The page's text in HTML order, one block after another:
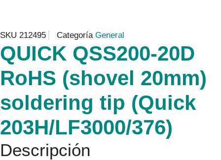
SKU 212495 Categoría General
QUICK QSS200-20D
RoHS (shovel 20mm)
soldering tip (Quick
203H/LF3000/376)
Descripción